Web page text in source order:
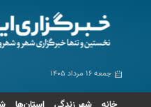
جمعه ۱۶ مرداد ۱۴۰۵